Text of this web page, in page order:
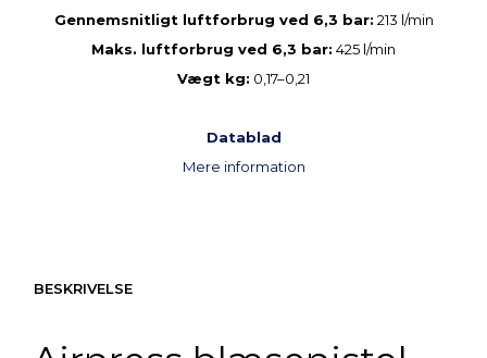
Gennemsnitligt luftforbrug ved 6,3 bar: 213 l/min
Maks. luftforbrug ved 6,3 bar: 425 l/min
Vægt kg: 0,17–0,21
Datablad
Mere information
BESKRIVELSE